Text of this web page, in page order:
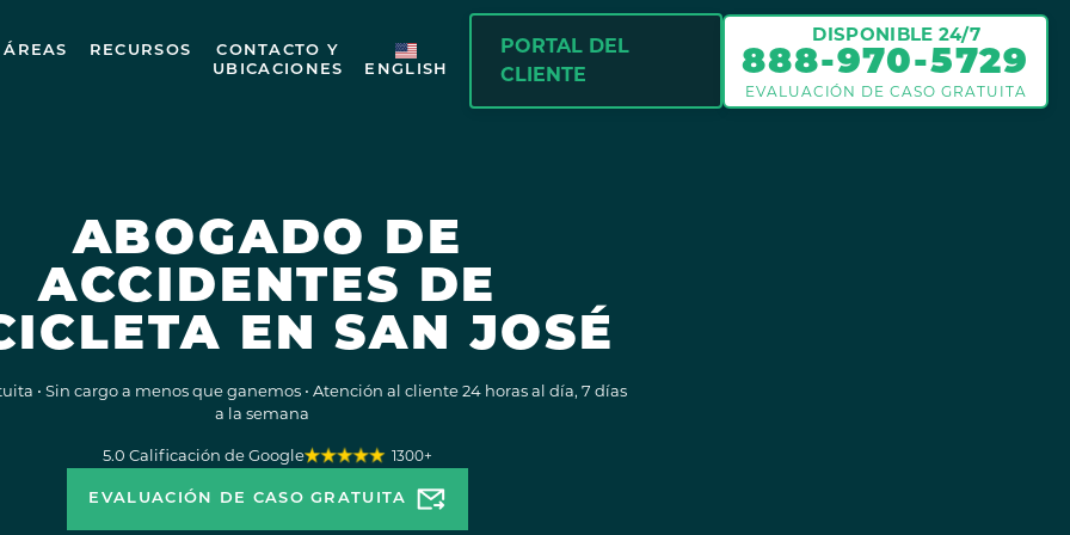
ÁREAS RECURSOS
CONTACTO Y
UBICACIONES
ENGLISH
PORTAL DEL
CLIENTE
DISPONIBLE 24/7
888-970-5729
EVALUACIÓN DE CASO GRATUITA
ABOGADO DE
ACCIDENTES DE
EN SAN JOSÉ
• Sin cargo a menos que ganemos • Atención al cliente 24 horas al día, 7 días
a la semana
EVALUACIÓN DE CASO GRATUITA
1300+
5.0 Calificación de Google